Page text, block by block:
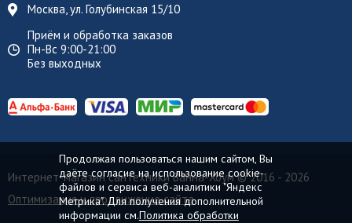
Москва, ул. Голубинская 15/10
Приём и обработка заказов
Пн-Вс 9:00-21:00
Без выходных
Интернет-магазин сантехники Ванна-Хоум© 2016 - 2026
Оптимизация и продвижение сайта
Продолжая пользоваться нашим сайтом, Вы
даёте согласие на использование cookie-
файлов и сервиса веб-аналитики "Яндекс
Метрика". Для получения дополнительной
информации см.Политика обработки